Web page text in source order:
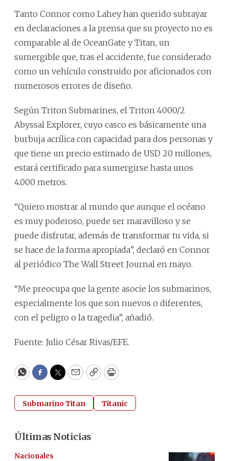
Tanto Connor como Lahey han querido subrayar
en declaraciones a la prensa que su proyecto no es
comparable al de OceanGate y Titan, un
sumergible que, tras el accidente, fue considerado
como un vehículo construido por aficionados con
numerosos errores de diseño.
Según Triton Submarines, el Triton 4000/2
Abyssal Explorer, cuyo casco es básicamente una
burbuja acrílica con capacidad para dos personas y
que tiene un precio estimado de USD 20 millones,
estará certificado para sumergirse hasta unos
4.000 metros.
“Quiero mostrar al mundo que aunque el océano
es muy poderoso, puede ser maravilloso y se
puede disfrutar, además de transformar tu vida, si
se hace de la forma apropiada”, declaró en Connor
al periódico The Wall Street Journal en mayo.
“Me preocupa que la gente asocie los submarinos,
especialmente los que son nuevos o diferentes,
con el peligro o la tragedia”, añadió.
Fuente: Julio César Rivas/EFE.
WhatsApp
Facebook
Twitter
EmailCopyPrint
Submarino Titan Titanic
Últimas Noticias
Nacionales